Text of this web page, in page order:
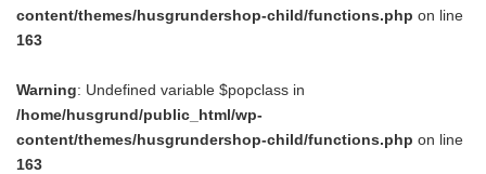
content/themes/husgrundershop-child/functions.php on line
163
Warning: Undefined variable $popclass in
/home/husgrund/public_html/wp-
content/themes/husgrundershop-child/functions.php on line
163